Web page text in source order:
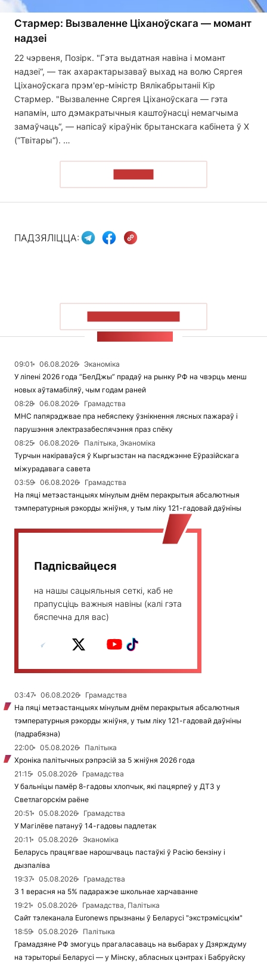
Стармер: Вызваленне Ціханоўскага — момант
надзеі
22 чэрвеня, Позірк. "Гэта выдатная навіна і момант
надзеі“, — так ахарактарызаваў выхад на волю Сяргея
Ціханоўскага прэм'ер-міністр Вялікабрытаніі Кір
Стармер. "Вызваленне Сяргея Ціханоўскага — гэта
напамін, што дэмакратычныя каштоўнасці немагчыма
замаўчаць“, — напісаў кіраўнік брытанскага кабінета ў Х
(“Твітары“). …
ПАДЗЯЛІЦЦА:
09:01 06.08.2026
Эканоміка
У ліпені 2026 года “БелДжы” прадаў на рынку РФ на чвэрць менш
новых аўтамабіляў, чым годам раней
08:28
06.08.2026
Грамадства
МНС папярэджвае пра небяспеку ўзнікнення лясных пажараў і
парушэння электразабеспячэння праз спёку
08:25
06.08.2026
Палітыка, Эканоміка
Турчын накіраваўся ў Кыргызстан на пасяджэнне Еўразійскага
міжурадавага савета
03:59
06.08.2026
Грамадства
На пяці метэастанцыях мінулым днём перакрытыя абсалютныя
тэмпературныя рэкорды жніўня, у тым ліку 121-гадовай даўніны
Падпісвайцеся
на нашы сацыяльныя сеткі, каб не
прапусціць важныя навіны (калі гэта
бяспечна для вас)
03:47 06.08.2026
Грамадства
На пяці метэастанцыях мінулым днём перакрытыя абсалютныя
тэмпературныя рэкорды жніўня, у тым ліку 121-гадовай даўніны
(падрабязна)
22:00
05.08.2026
Палітыка
Хроніка палітычных рэпрэсій за 5 жніўня 2026 года
21:15
05.08.2026
Грамадства
У бальніцы памёр 8-гадовы хлопчык, які пацярпеў у ДТЗ у
Светлагорскім раёне
20:51
05.08.2026
Грамадства
У Магілёве патануў 14-гадовы падлетак
20:11
05.08.2026
Эканоміка
Беларусь працягвае нарошчваць пастаўкі ў Расію бензіну і
дызпаліва
19:37
05.08.2026
Грамадства
З 1 верасня на 5% падаражэе школьнае харчаванне
19:21
05.08.2026
Грамадства, Палітыка
Сайт тэлеканала Euronews прызнаны ў Беларусі "экстрэмісцкім"
18:59
05.08.2026
Палітыка
Грамадзяне РФ змогуць прагаласаваць на выбарах у Дзярждуму
на тэрыторыі Беларусі — у Мінску, абласных цэнтрах і Бабруйску